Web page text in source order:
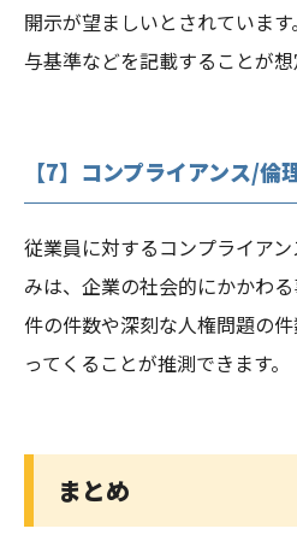
開示が望ましいとされていま
与基準などを記載することが想
【7】コンプライアンス/倫
従業員に対するコンプライア
みは、企業の社会的にかかわ
件の件数や深刻な人権問題の
ってくることが推測できます。
まとめ